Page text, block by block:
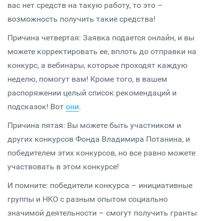
вас нет средств на такую работу, то это –
возможность получить такие средства!
Причина четвертая: Заявка подается онлайн, и вы
можете корректировать ее, вплоть до отправки на
конкурс, а вебинары, которые проходят каждую
неделю, помогут вам! Кроме того, в вашем
распоряжении целый список рекомендаций и
подсказок! Вот они.
Причина пятая: Вы можете быть участником и
других конкурсов Фонда Владимира Потанина, и
победителем этих конкурсов, но все равно можете
участвовать в этом конкурсе!
И помните: победители конкурса – инициативные
группы и НКО с разным опытом социально
значимой деятельности – смогут получить гранты